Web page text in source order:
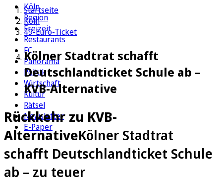
Köln
Region
Freizeit
Restaurants
FC
Panorama
Politik
Wirtschaft
Kultur
Rätsel
Newsletter
E-Paper
Startseite
Köln
49-Euro-Ticket
Kölner Stadtrat schafft
Deutschlandticket Schule ab –
KVB-Alternative
Rückkehr zu KVB-
AlternativeKölner Stadtrat
schafft Deutschlandticket Schule
ab – zu teuer